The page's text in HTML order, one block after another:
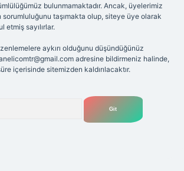
bulunmamaktadır. Ancak, üyelerimiz
sorumluluğunu taşımakta olup, siteye üye olarak
etmiş sayılırlar.
aykırı olduğunu düşündüğünüz
adresine bildirmeniz halinde,
içerisinde sitemizden kaldırılacaktır.